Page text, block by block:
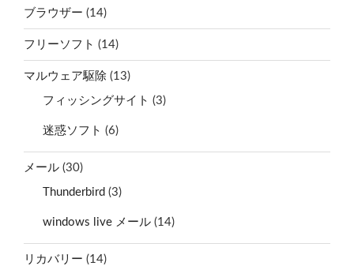
ブラウザー (14)
フリーソフト (14)
マルウェア駆除 (13)
フィッシングサイト (3)
迷惑ソフト (6)
メール (30)
Thunderbird (3)
windows live メール (14)
リカバリー (14)